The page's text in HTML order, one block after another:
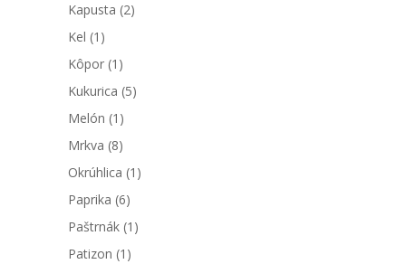
Kapusta (2)
Kel (1)
Kôpor (1)
Kukurica (5)
Melón (1)
Mrkva (8)
Okrúhlica (1)
Paprika (6)
Paštrnák (1)
Patizon (1)